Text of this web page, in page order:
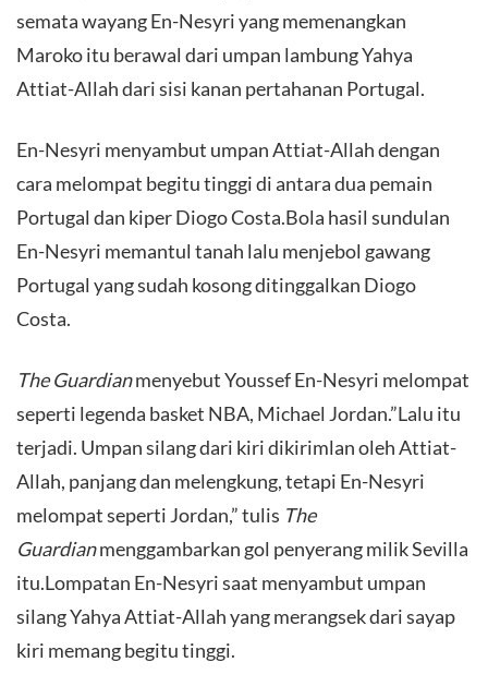
semata wayang En-Nesyri yang memenangkan
Maroko itu berawal dari umpan lambung Yahya
Attiat-Allah dari sisi kanan pertahanan Portugal.
En-Nesyri menyambut umpan Attiat-Allah dengan
cara melompat begitu tinggi di antara dua pemain
Portugal dan kiper Diogo Costa.Bola hasil sundulan
En-Nesyri memantul tanah lalu menjebol gawang
Portugal yang sudah kosong ditinggalkan Diogo
Costa.
The Guardianmenyebut Youssef En-Nesyri melompat
seperti legenda basket NBA, Michael Jordan.”Lalu itu
terjadi. Umpan silang dari kiri dikirimlan oleh Attiat-
Allah, panjang dan melengkung, tetapi En-Nesyri
melompat seperti Jordan,” tulis The
Guardianmenggambarkan gol penyerang milik Sevilla
itu.Lompatan En-Nesyri saat menyambut umpan
silang Yahya Attiat-Allah yang merangsek dari sayap
kiri memang begitu tinggi.